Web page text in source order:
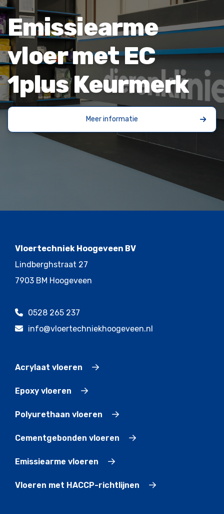
Emissiearme
vloer met EC
1plus Keurmerk
Meer informatie
Vloertechniek Hoogeveen BV
Lindberghstraat 27
7903 BM Hoogeveen
0528 265 237
info@vloertechniekhoogeveen.nl
Acrylaat vloeren
Epoxy vloeren
Polyurethaan vloeren
Cementgebonden vloeren
Emissiearme vloeren
Vloeren met HACCP-richtlijnen